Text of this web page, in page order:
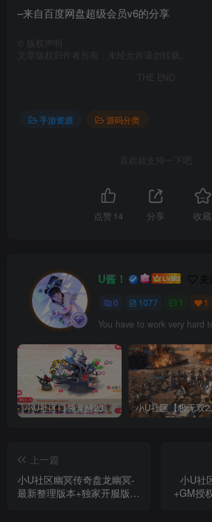
–来自百度网盘超级会员v6的分享
版权声明
文章版权归作者所有，未经允许请勿转载。
THE END
手游资源 源码分类
喜欢就支持一下吧
点赞 14 分享 收藏
U酱！ 关注
0 1077 1 1
You have to work very hard
小U社区口袋觉醒23SS魔改版服务端横版卡牌手游+Linux手工服务端+GM授权后台+搭建视频 小U社区【极
上一篇
小U社区幽冥传奇盘龙幽冥-
最新整理版本+独家开服版本
小U社
+GM授